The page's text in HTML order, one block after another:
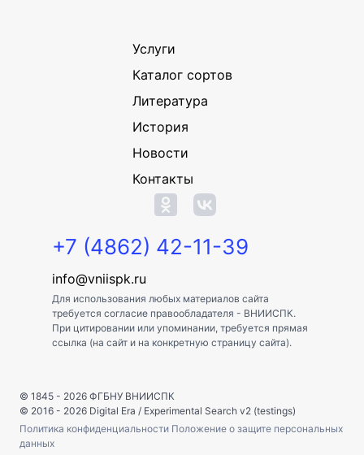
Услуги
Каталог сортов
Литература
История
Новости
Контакты
+7 (4862) 42-11-39
info@vniispk.ru
Для использования любых материалов сайта
требуется согласие правообладателя - ВНИИСПК.
При цитировании или упоминании, требуется прямая
ссылка (на сайт и на конкретную страницу сайта).
© 1845 - 2026 ФГБНУ ВНИИСПК
© 2016 - 2026 Digital Era / Experimental Search v2 (testings)
Политика конфиденциальности Положение о защите персональных
данных